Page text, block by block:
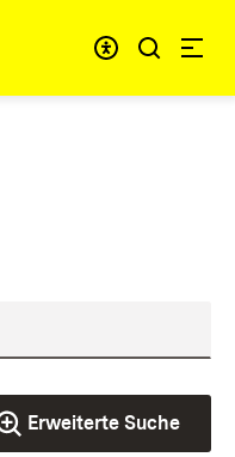
Erweiterte Suche